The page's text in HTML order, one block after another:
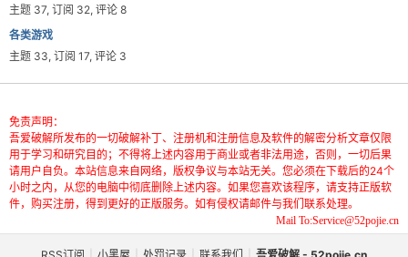
主题 37, 订阅 32, 评论 8
各类游戏
主题 33, 订阅 17, 评论 3
免责声明：
吾爱破解所发布的一切破解补丁、注册机和注册信息及软件的解密分析文章仅限
用于学习和研究目的；不得将上述内容用于商业或者非法用途，否则，一切后果
请用户自负。本站信息来自网络，版权争议与本站无关。您必须在下载后的24个
小时之内，从您的电脑中彻底删除上述内容。如果您喜欢该程序，请支持正版软
件，购买注册，得到更好的正版服务。如有侵权请邮件与我们联系处理。
Mail To:Service@52pojie.cn